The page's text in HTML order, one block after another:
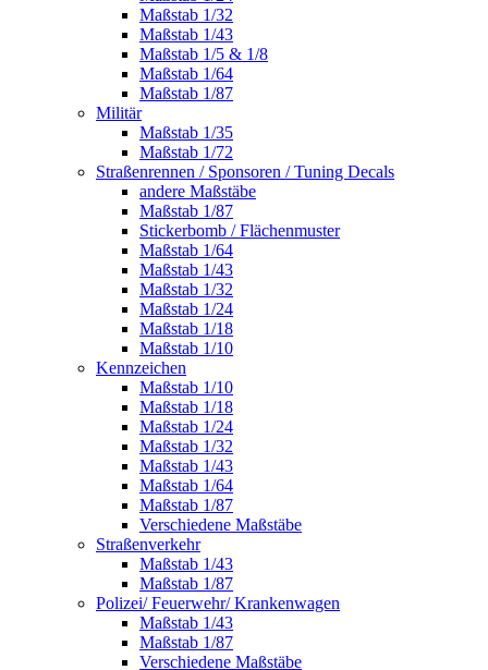
Maßstab 1/32
Maßstab 1/43
Maßstab 1/5 & 1/8
Maßstab 1/64
Maßstab 1/87
Militär
Maßstab 1/35
Maßstab 1/72
Straßenrennen / Sponsoren / Tuning Decals
andere Maßstäbe
Maßstab 1/87
Stickerbomb / Flächenmuster
Maßstab 1/64
Maßstab 1/43
Maßstab 1/32
Maßstab 1/24
Maßstab 1/18
Maßstab 1/10
Kennzeichen
Maßstab 1/10
Maßstab 1/18
Maßstab 1/24
Maßstab 1/32
Maßstab 1/43
Maßstab 1/64
Maßstab 1/87
Verschiedene Maßstäbe
Straßenverkehr
Maßstab 1/43
Maßstab 1/87
Polizei/ Feuerwehr/ Krankenwagen
Maßstab 1/43
Maßstab 1/87
Verschiedene Maßstäbe